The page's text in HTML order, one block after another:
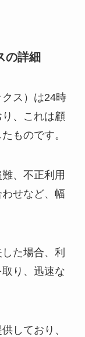
の詳細
ス）は24時
、これは顧
ものです。
、不正利用
せなど、幅
た場合、利
り、迅速な
しており、